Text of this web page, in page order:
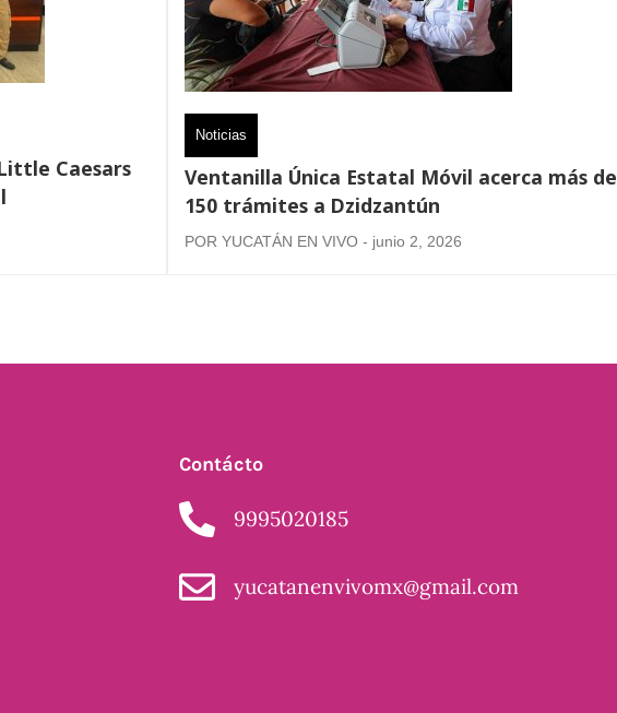
Caesars
Noticias
Ventanilla Única Estatal Móvil acerca más de
150 trámites a Dzidzantún
POR YUCATÁN EN VIVO - junio 2, 2026
Contácto
9995020185
yucatanenvivomx@gmail.com